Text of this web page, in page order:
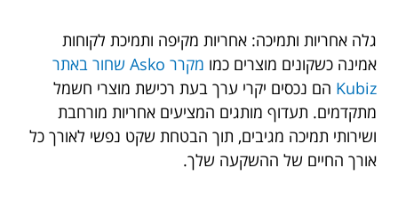
גלה אחריות ותמיכה: אחריות מקיפה ותמיכת לקוחות
אמינה כשקונים מוצרים כמו
מקרר Asko שחור באתר
Kubiz הם נכסים יקרי ערך בעת רכישת מוצרי חשמל
מתקדמים. תעדוף מותגים המציעים אחריות מורחבת
ושירותי תמיכה מגיבים, תוך הבטחת שקט נפשי לאורך כל
אורך החיים של ההשקעה שלך.